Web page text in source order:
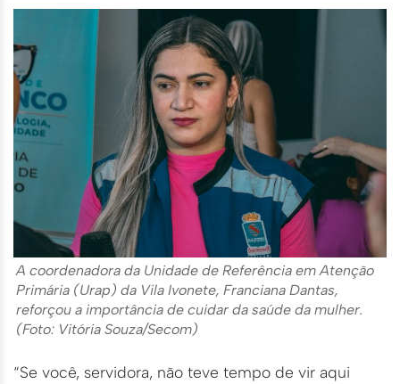
A coordenadora da Unidade de Referência em Atenção
Primária (Urap) da Vila Ivonete, Franciana Dantas,
reforçou a importância de cuidar da saúde da mulher.
(Foto: Vitória Souza/Secom)
“Se você, servidora, não teve tempo de vir aqui